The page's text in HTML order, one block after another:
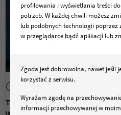
profilowania i wyświetlania treści
potrzeb. W każdej chwili możesz
lub podobnych technologii
w przeglądarce bądź aplikacji lub
w serwisie. Pamiętaj, że zmiana ta
Dane osobowe dotyczące
zapisywane i odczytywane z plików
technologii będą przetwarzane w
serwisu, w celach
Zgoda jest dobrowolna, nawet jeśli
korzystać z serwisu.
Wyrażam zgodę na
informacji przechowywanej w
Grafika.jpg
Typ:Zdjęcie